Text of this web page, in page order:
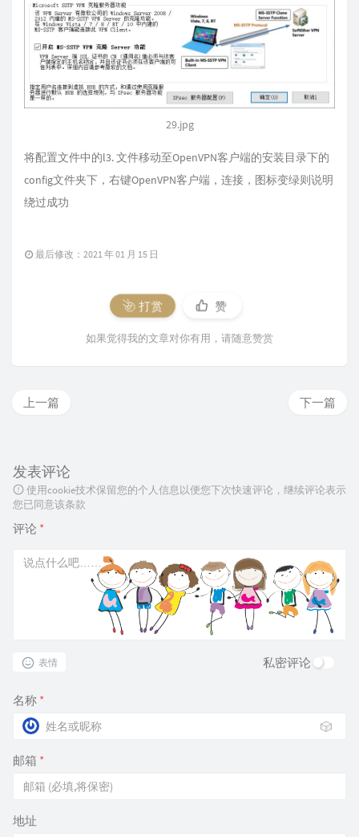
29.jpg
将配置文件中的l3. 文件移动至OpenVPN客户端的安装目录下的
config文件夹下，右键OpenVPN客户端，连接，图标变绿则说明
绕过成功
最后修改：2021 年 01 月 15 日
打赏 赞
如果觉得我的文章对你有用，请随意赞赏
下一篇
上一篇
发表评论
使用cookie技术保留您的个人信息以便您下次快速评论，继续评论表示
您已同意该条款
评论 *
表情 私密评论
名称 *
🎲
邮箱 *
地址